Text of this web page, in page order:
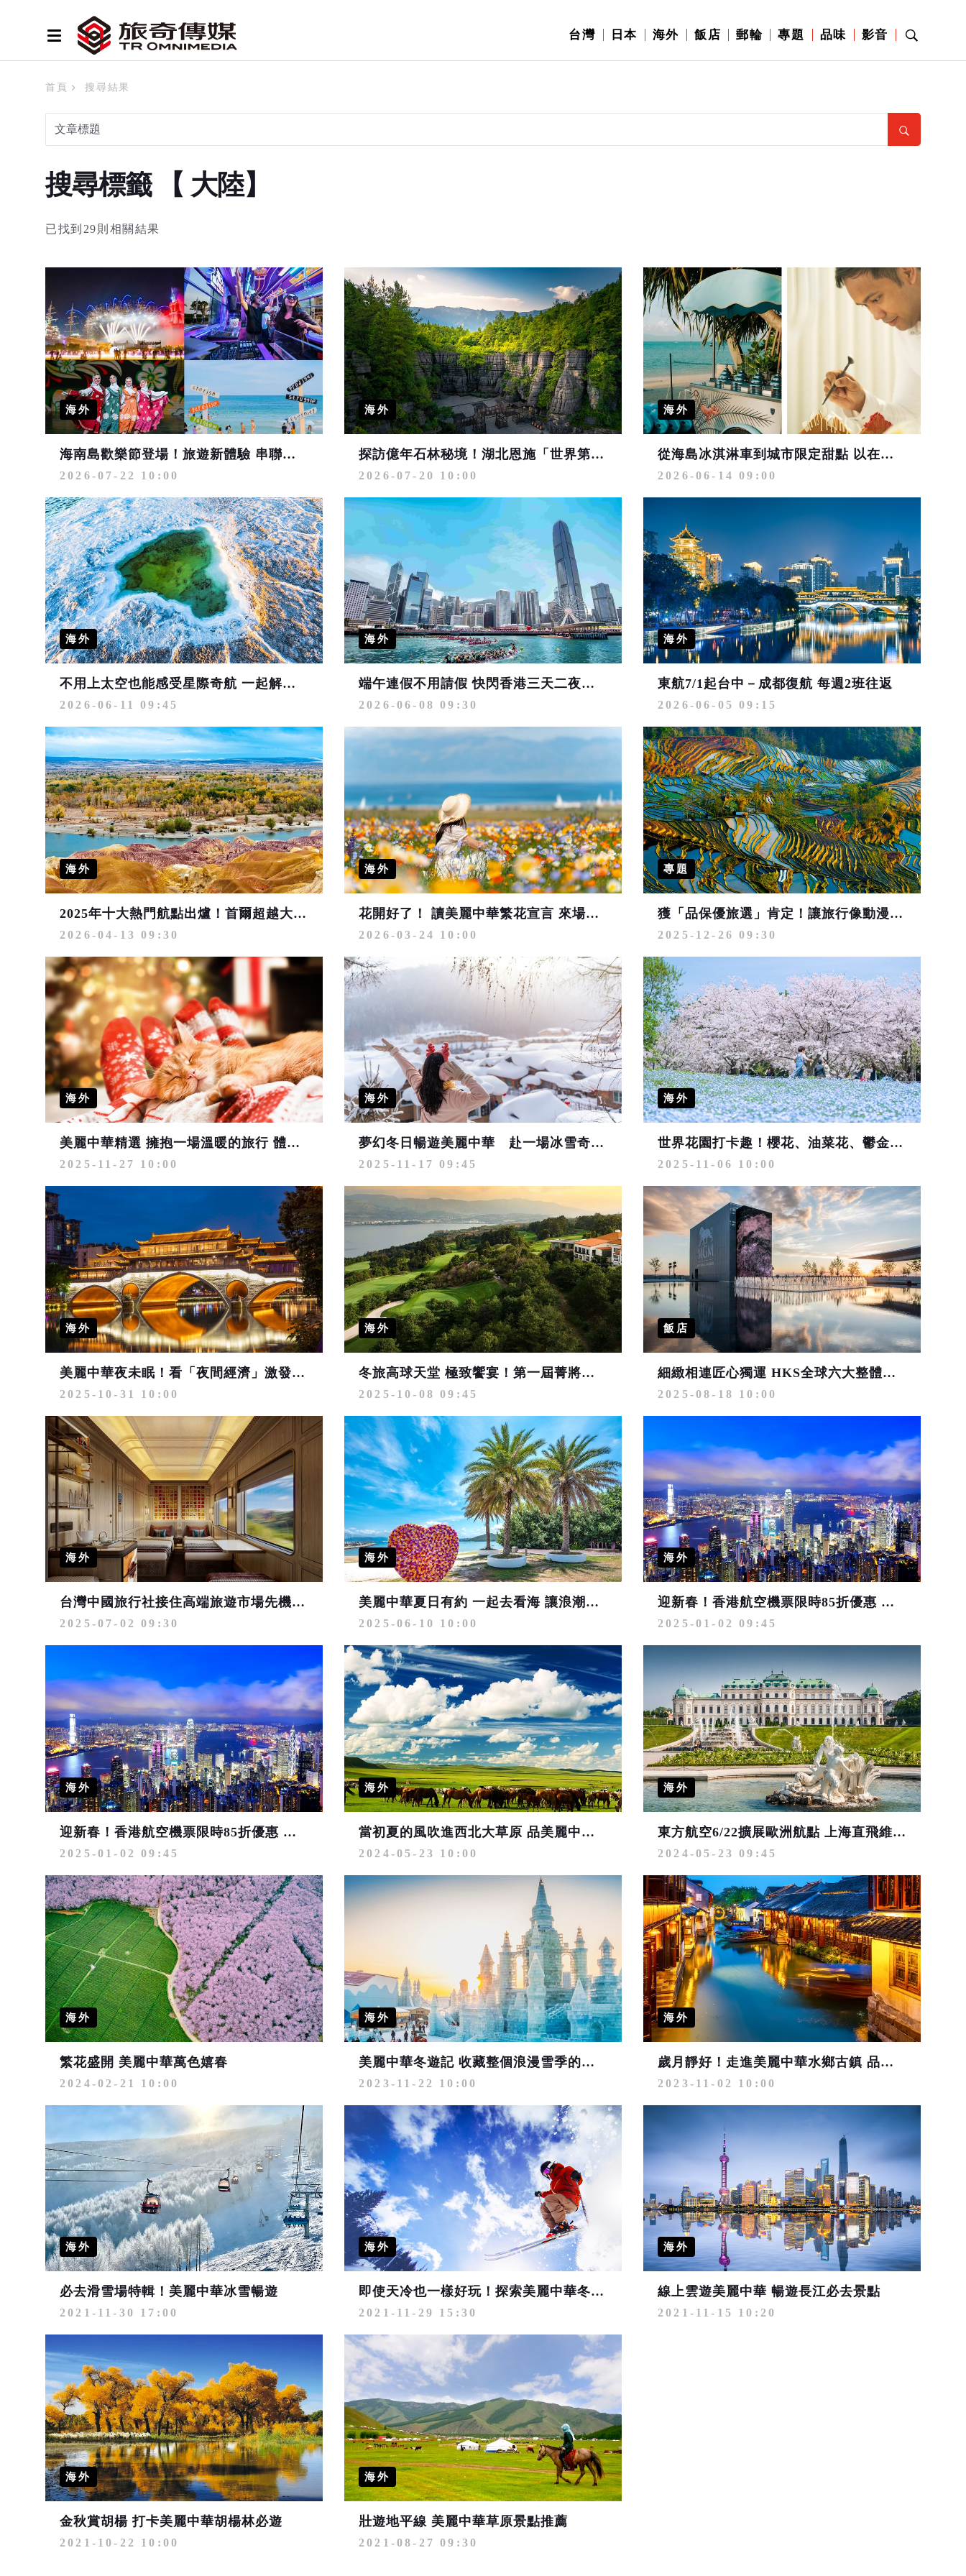
台灣 日本 海外 飯店 郵輪 專題 品味 影音
首頁 搜尋結果
搜尋標籤 【 大陸】
已找到29則相關結果
海外
海南島歡樂節登場！旅遊新體驗 串聯海洋、雨林、美食與文化盛宴
2026-07-22 10:00
海外
探訪億年石林秘境！湖北恩施「世界第一奧陶紀石林」梭布埡石林景區 玩法再升級
2026-07-20 10:00
海外
從海島冰淇淋車到城市限定甜點 以在地風味收藏101天夏日記憶
2026-06-14 09:00
海外
不用上太空也能感受星際奇航 一起解鎖「美麗中華」異星秘境
2026-06-11 09:45
海外
端午連假不用請假 快閃香港三天二夜攻略
2026-06-08 09:30
海外
東航7/1起台中－成都復航 每週2班往返
2026-06-05 09:15
海外
2025年十大熱門航點出爐！首爾超越大阪躍居第2 「潛力寶藏城市」包括青森、烏魯木齊
2026-04-13 09:30
海外
花開好了！ 讀美麗中華繁花宣言 來場春夏花事行旅
2026-03-24 10:00
專題
獲「品保優旅選」肯定！讓旅行像動漫闖關 玩轉新中越秘境
2025-12-26 09:30
海外
美麗中華精選 擁抱一場溫暖的旅行 體驗「貓冬」滋味
2025-11-27 10:00
海外
夢幻冬日暢遊美麗中華 赴一場冰雪奇境盛宴
2025-11-17 09:45
海外
世界花園打卡趣！櫻花、油菜花、鬱金香、粉蝶花全攻略 最強行程ｘ多項優惠ITF搶先GO
2025-11-06 10:00
海外
美麗中華夜未眠！看「夜間經濟」激發多元旅遊樣貌
2025-10-31 10:00
海外
冬旅高球天堂 極致饗宴！第一屆菁將盃2025昆明春城業餘挑戰賽 熱烈報名中
2025-10-08 09:45
飯店
細緻相連匠心獨運 HKS全球六大整體設計旅宿體驗
2025-08-18 10:00
海外
台灣中國旅行社接住高端旅遊市場先機 實力取得熊貓專列「成都號」台灣代理
2025-07-02 09:30
海外
美麗中華夏日有約 一起去看海 讓浪潮帶走喧囂
2025-06-10 10:00
海外
迎新春！香港航空機票限時85折優惠 台北台中都適用
2025-01-02 09:45
海外
迎新春！香港航空機票限時85折優惠 台北台中都適用
2025-01-02 09:45
海外
當初夏的風吹進西北大草原 品美麗中華塞外美景
2024-05-23 10:00
海外
東方航空6/22擴展歐洲航點 上海直飛維也納、馬賽
2024-05-23 09:45
海外
繁花盛開 美麗中華萬色嬉春
2024-02-21 10:00
海外
美麗中華冬遊記 收藏整個浪漫雪季的熱烈與繽紛
2023-11-22 10:00
海外
歲月靜好！走進美麗中華水鄉古鎮 品味慢旅時光
2023-11-02 10:00
海外
必去滑雪場特輯！美麗中華冰雪暢遊
2021-11-30 17:00
海外
即使天冷也一樣好玩！探索美麗中華冬遊景點特搜
2021-11-29 15:30
海外
線上雲遊美麗中華 暢遊長江必去景點
2021-11-15 10:20
海外
金秋賞胡楊 打卡美麗中華胡楊林必遊
2021-10-22 10:00
海外
壯遊地平線 美麗中華草原景點推薦
2021-08-27 09:30